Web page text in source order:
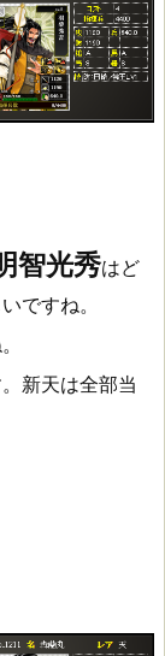
智光秀はど
ですね。
新天は全部当